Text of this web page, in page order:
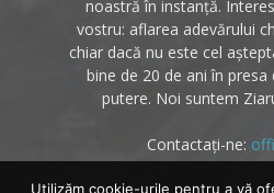
noastră în instanță.
vostru: aflarea adevărului
chiar dacă nu este cel
bine de 20 de ani în presa
putere. Noi suntem
Contactați-ne:
Utilizăm cookie-urile pentru a vă